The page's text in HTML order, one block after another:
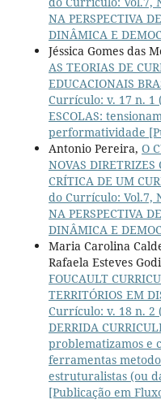
NA PERSPECTIVA
DINÂMICA E
Jéssica Gomes das
AS TEORIAS DE
EDUCACIONAIS
Currículo: v. 17 n. 1
ESCOLAS:
performatividade
Antonio Pereira, O
NOVAS
CRÍTICA DE UM
do Currículo: Vol.7,
NA PERSPECTIVA
DINÂMICA E
Maria Carolina
Rafaela Esteves
FOUCAULT
TERRITÓRIOS EM
Currículo: v. 18 n. 2
DERRIDA
problematizamos e
ferramentas
estruturalistas (ou
[Publicação em